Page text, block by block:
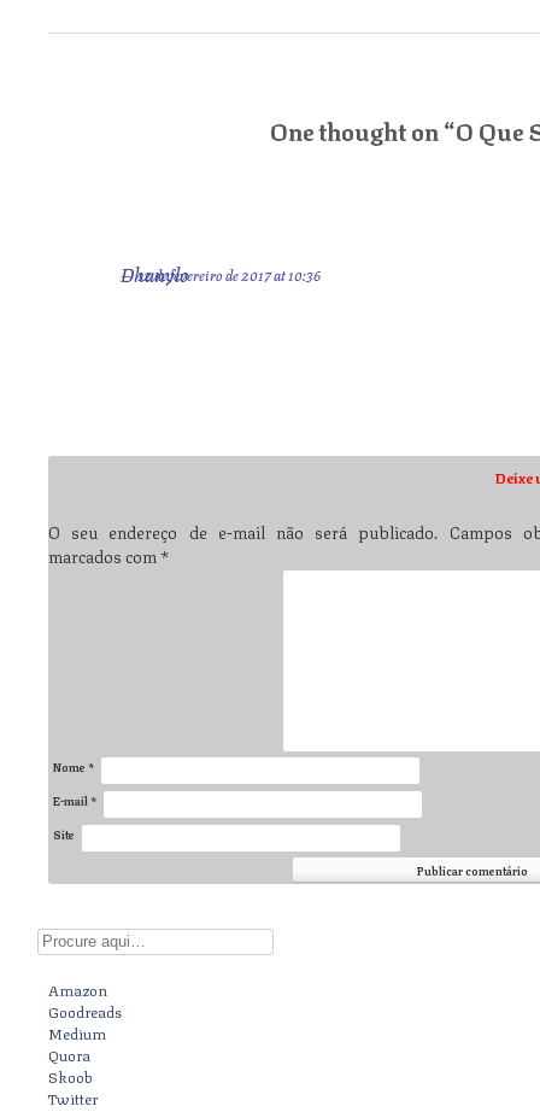
One thought on “O Que
Dhanylo
12 de fevereiro de 2017 at 10:36
Deixe
O seu endereço de e-mail não será publicado. Campos
marcados com*
Nome *
E-mail *
Site
Digite aqui
Amazon
Goodreads
Medium
Quora
Skoob
Twitter